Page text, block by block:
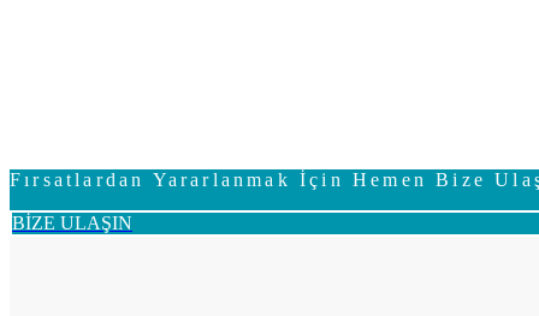
Fırsatlardan Yararlanmak İçin Hemen Bize
BİZE ULAŞIN